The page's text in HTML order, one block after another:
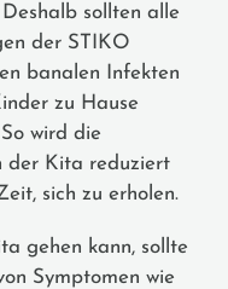
sollten alle
der STIKO
banalen Infekten
zu Hause
wird die
der Kita reduziert
sich zu erholen.
gehen kann, sollte
Symptomen wie